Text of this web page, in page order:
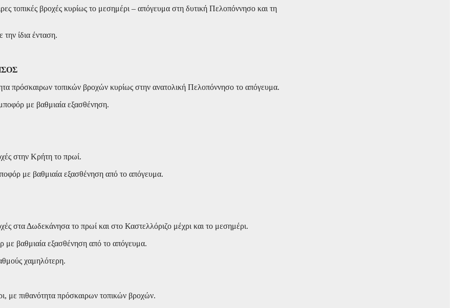
τοπικές βροχές κυρίως το μεσημέρι – απόγευμα στη δυτική Πελοπόννησο και τη
την ίδια ένταση.
πρόσκαιρων τοπικών βροχών κυρίως στην ανατολική Πελοπόννησο το απόγευμα.
με βαθμιαία εξασθένηση.
στην Κρήτη το πρωί.
με βαθμιαία εξασθένηση από το απόγευμα.
στα Δωδεκάνησα το πρωί και στο Καστελλόριζο μέχρι και το μεσημέρι.
με βαθμιαία εξασθένηση από το απόγευμα.
χαμηλότερη.
με πιθανότητα πρόσκαιρων τοπικών βροχών.